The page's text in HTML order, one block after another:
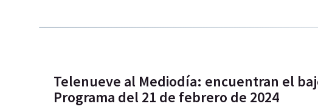
Telenueve al Mediodía: encuentran el
Programa del 21 de febrero de 2024